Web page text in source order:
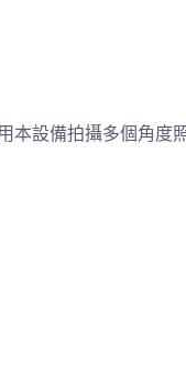
本設備拍攝多個角度